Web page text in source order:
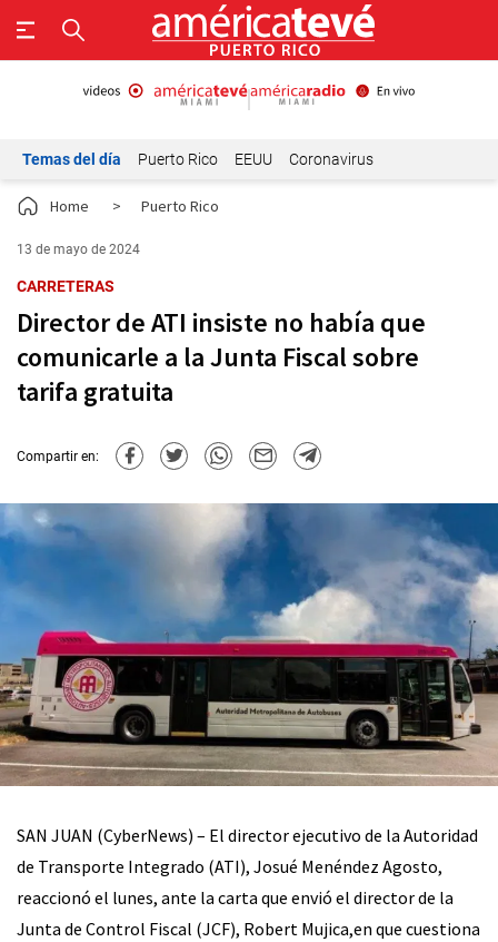
Temas del día Puerto Rico EEUU Coronavirus
Home > Puerto Rico
13 de mayo de 2024
CARRETERAS
Director de ATI insiste no había que
comunicarle a la Junta Fiscal sobre
tarifa gratuita
Compartir en:
SAN JUAN (CyberNews) – El director ejecutivo de la Autoridad
de Transporte Integrado (ATI), Josué Menéndez Agosto,
reaccionó el lunes, ante la carta que envió el director de la
Junta de Control Fiscal (JCF), Robert Mujica,en que cuestiona